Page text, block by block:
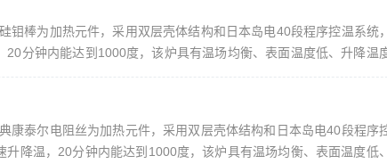
钼棒为加热元件，采用双层壳体结构和日本岛电40段程序控温系统
分钟内能达到1000度，该炉具有温场均衡、表面温度低、升降温
量检测用的理想产品。控温仪表： 日本岛电（具有超温、过温、断
康泰尔电阻丝为加热元件，采用双层壳体结构和日本岛电40段程序
降温，20分钟内能达到1000度，该炉具有温场均衡、表面温度低